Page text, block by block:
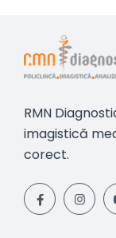
RMN
imagistică
corect.